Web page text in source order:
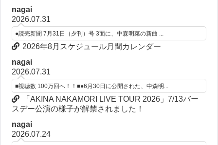
nagai
2026.07.31
●読売新聞 7月31日（夕刊）号 3面に、中森明菜の新曲 ...
2026年8月スケジュール月間カレンダー
nagai
2026.07.31
■視聴数 100万回へ！！■●6月30日に公開された、中森明...
「AKINA NAKAMORI LIVE TOUR 2026」7/13バー
スデー公演の様子が解禁されました！
nagai
2026.07.24